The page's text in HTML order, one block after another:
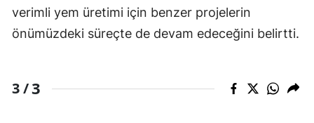
verimli yem üretimi için benzer projelerin
önümüzdeki süreçte de devam edeceğini belirtti.
3 /3